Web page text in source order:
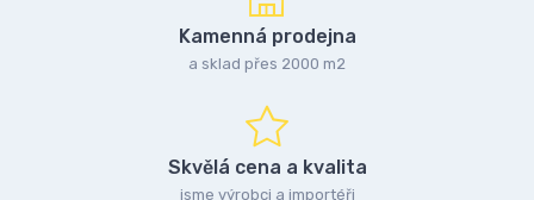
Kamenná prodejna
a sklad přes 2000 m2
Skvělá cena a kvalita
jsme výrobci a importéři